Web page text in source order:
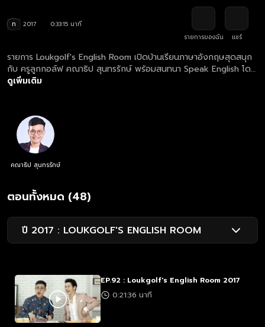
ท 2017
0:33:15 นาที
รายการของฉัน
แชร์
รายการ Loukgolf's English Room เปิดบ้านเรียนภาษาอังกฤษสุดสนุก
กับ ครูลูกกอล์ฟ คณาธิป สุนทรรักษ์ พร้อมสนทนา Speak English โดย
เจอกับภารกิจคำศัพท์และการแต่งประโยคสุดฮากัน
ดูเพิ่มเติม
คณาธิป สุนทรรักษ์
ตอนทั้งหมด (48)
ปี 2017 : LOUKGOLF'S ENGLISH ROOM
EP.92 : Loukgolf's English Room 2017
0:21:36 นาที